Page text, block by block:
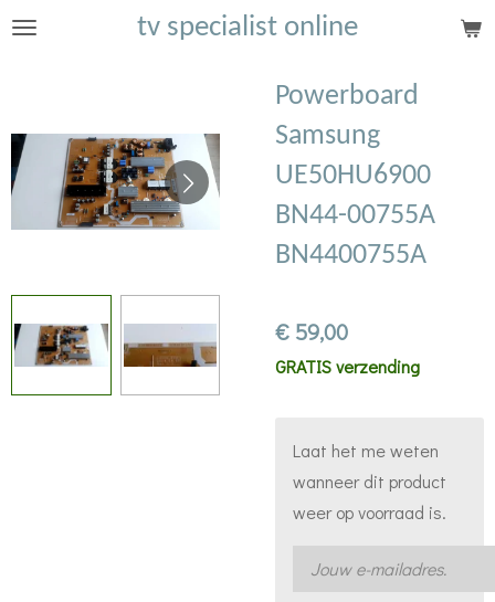
Ga
hoofdinhoud
tv specialist online
Powerboard
Samsung
UE50HU6900
BN44-00755A
BN4400755A
€ 59,00
GRATIS verzending
Laat het me weten
wanneer dit product
weer op voorraad is.